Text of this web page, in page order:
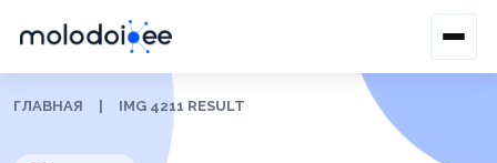
ГЛАВНАЯ IMG 4211 RESULT